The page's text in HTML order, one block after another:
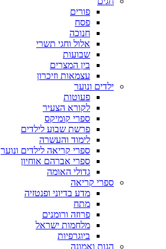
פורים
פסח
חנוכה
אלול וחגי תשרי
שבועות
בין המצרים
עצמאות וזיכרון
ילדים ונוער
פעוטות
לקורא הצעיר
ספרי קומיקס
פרשת שבוע לילדים
לימוד והעשרה
ספרי קריאה לילדים ונוער
ספרי אברהם אוחיון
גדולי האומה
ספרי קריאה
מדע בדיוני ופנטזיה
מתח
פרוזה ורומנים
מלחמות ישראל
ביוגרפיות
הגות ואמונה